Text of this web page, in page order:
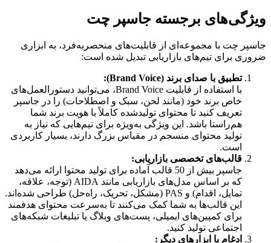
ویژگی‌های برجسته جاسپر چت
جاسپر چت با مجموعه‌ای از قابلیت‌های منحصربه‌فرد، به ابزاری
ضروری برای تیم‌های بازاریابی تبدیل شده است:
تطبیق با صدای برند (Brand Voice):
با استفاده از قابلیت Brand Voice، می‌توانید دستورالعمل‌های
خاص برند خود (مانند لحن، سبک و اصطلاحات) را در جاسپر
تعریف کنید تا محتوای تولیدشده کاملاً با هویت برند شما
هم‌راستا باشد. این ویژگی به‌ویژه برای تیم‌هایی که نیاز به
تولید محتوای منسجم در مقیاس بزرگ دارند، بسیار کاربردی
است.
قالب‌های تخصصی بازاریابی:
جاسپر بیش از 50 قالب آماده برای تولید محتوا ارائه می‌دهد
که بر اساس مدل‌های بازاریابی مانند AIDA (توجه، علاقه،
تمایل، اقدام) و PAS (مشکل، تحریک، راه‌حل) طراحی شده‌اند.
این قالب‌ها به شما کمک می‌کنند تا به‌سرعت محتوای هدفمند
برای کمپین‌های ایمیلی، پست‌های وبلاگ یا تبلیغات شبکه‌های
اجتماعی تولید کنید.
ادغام با ابزارهای دیگر: